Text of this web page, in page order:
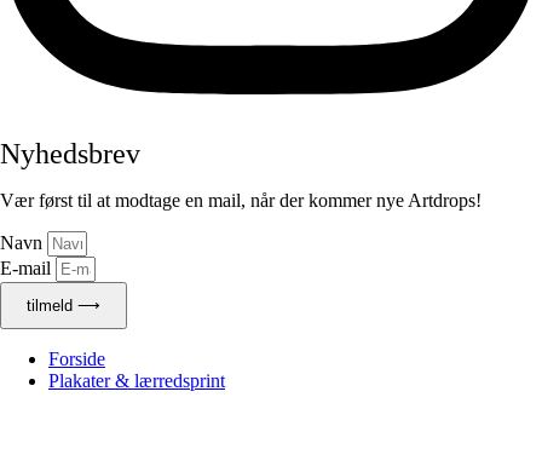
Nyhedsbrev
Vær først til at modtage en mail, når der kommer nye Artdrops!
Navn
E-mail
tilmeld ⟶
Forside
Plakater & lærredsprint